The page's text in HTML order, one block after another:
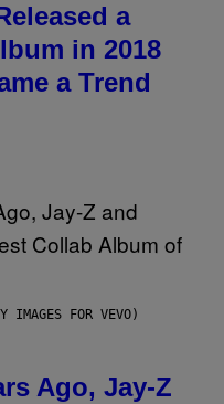
a
in 2018
a Trend
IMAGES FOR VEVO)
Ago, Jay-Z